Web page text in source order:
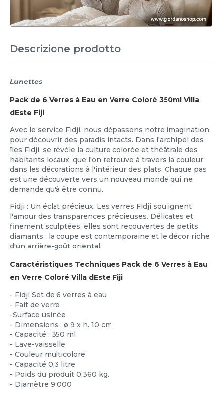
Descrizione prodotto
Lunettes
Pack de 6 Verres à Eau en Verre Coloré 350ml Villa
dEste Fiji
Avec le service Fidji, nous dépassons notre imagination,
pour découvrir des paradis intacts. Dans l'archipel des
îles Fidji, se révèle la culture colorée et théâtrale des
habitants locaux, que l'on retrouve à travers la couleur
dans les décorations à l'intérieur des plats. Chaque pas
est une découverte vers un nouveau monde qui ne
demande qu'à être connu.
Fidji : Un éclat précieux. Les verres Fidji soulignent
l'amour des transparences précieuses. Délicates et
finement sculptées, elles sont recouvertes de petits
diamants : la coupe est contemporaine et le décor riche
d'un arrière-goût oriental.
Caractéristiques Techniques Pack de 6 Verres à Eau
en Verre Coloré Villa dEste Fiji
- Fidji Set de 6 verres à eau
- Fait de verre
-Surface usinée
- Dimensions : ø 9 x h. 10 cm
- Capacité : 350 ml
- Lave-vaisselle
- Couleur multicolore
- Capacité 0,3 litre
- Poids du produit 0,360 kg.
- Diamètre 9 000